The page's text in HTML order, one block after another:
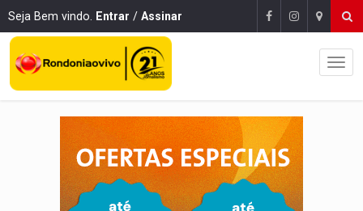
Seja Bem vindo. Entrar / Assinar